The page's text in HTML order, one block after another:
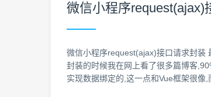
微信小程序request(ajax)
微信小程序request(ajax)接口请求封装
封装的时候我在网上看了很多篇博客
实现数据绑定的,这一点和Vue框架很